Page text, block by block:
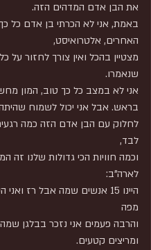
את הבן אדם המדהים הזה.
באמת, אני לא הכרתי בן אדם כל
האחרים, אלטרואיסט,
מצטיין בהכל ואין צורך לחזור על
שנאמרו.
אני לא במצב כל כך טוב, המון
בראש. אבל אני יכול לשמוח
לחלוק עם הבן אדם הזה כמה
לבד,
וכמה חוויות הכי גדולות שלנו זה
לארה"ב:
היינו 15 אנשים שמה אבל רז ואני
מפה
והרבה פעמים אני נזכר בבלגן
ומריצים קטעים.